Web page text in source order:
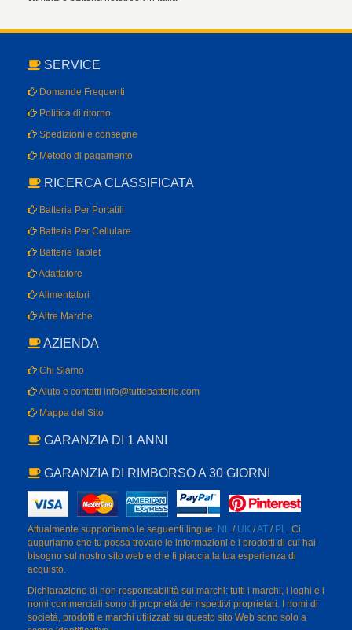
SERVICE
Domande Frequenti
Politica di ritorno
Spedizioni e consegne
Metodo di pagamento
RICERCA CLASSIFICATA
Batteria Per Portatili
Batteria Per Cellulare
Batterie Tablet
Adattatore
Alimentatori
Altre Marche
AZIENDA
Chi Siamo
Aiuto e contatti info@tuttebatterie.com
Mappa del Sito
GARANZIA DI 1 ANNI
GARANZIA DI RIMBORSO A 30 GIORNI
Attualmente supportiamo le seguenti lingue: NL / UK /AT / PL. Ci
auguriamo che tu possa trovare le informazioni e i prodotti di cui hai
bisogno sul nostro sito web e che ti piaccia la tua esperienza di
acquisto.
Dichiarazione di non responsabilità sui marchi: tutti i marchi, i loghi e i
nomi commerciali sono di proprietà dei rispettivi proprietari. I nomi di
società, prodotti e marchi utilizzati su questo sito Web sono solo a